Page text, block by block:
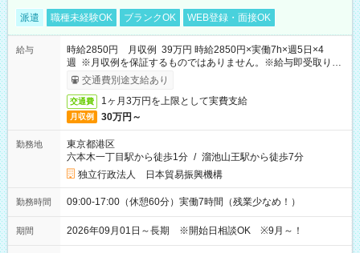
派遣 職種未経験OK ブランクOK WEB登録・面接OK
給与
時給2850円 月収例 39万円 時給2850円×実働7h×週5日×4
週 ※月収例を保証するものではありません。※給与即受取りサ
ービス利用可（利用条件有）
交通費別途支給あり
交通費 1ヶ月3万円を上限として実費支給
月収例 30万円～
勤務地
東京都港区
六本木一丁目駅から徒歩1分 / 溜池山王駅から徒歩7分
独立行政法人 日本貿易振興機構
勤務時間 09:00-17:00（休憩60分）実働7時間（残業少なめ！）
期間 2026年09月01日～長期 ※開始日相談OK ※9月～！